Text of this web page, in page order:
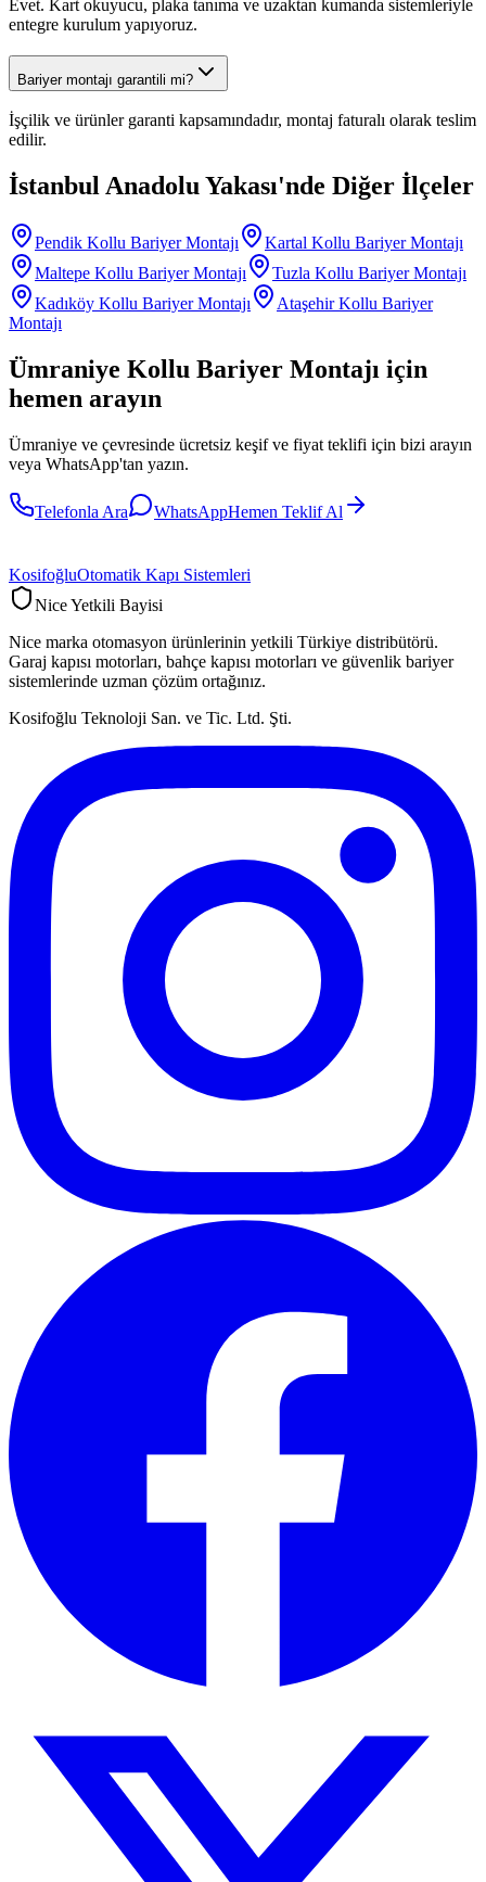
Evet. Kart okuyucu, plaka tanıma ve uzaktan kumanda sistemleriyle
entegre kurulum yapıyoruz.
Bariyer montajı garantili mi?
İşçilik ve ürünler garanti kapsamındadır, montaj faturalı olarak teslim
edilir.
İstanbul Anadolu Yakası'nde Diğer İlçeler
Pendik Kollu Bariyer Montajı Kartal Kollu Bariyer Montajı
Maltepe Kollu Bariyer Montajı Tuzla Kollu Bariyer Montajı
Kadıköy Kollu Bariyer Montajı Ataşehir Kollu Bariyer
Montajı
Ümraniye Kollu Bariyer Montajı için
hemen arayın
Ümraniye ve çevresinde ücretsiz keşif ve fiyat teklifi için bizi arayın
veya WhatsApp'tan yazın.
Telefonla Ara WhatsAppHemen Teklif Al
KosifoğluOtomatik Kapı Sistemleri
Nice Yetkili Bayisi
Nice marka otomasyon ürünlerinin yetkili Türkiye distribütörü.
Garaj kapısı motorları, bahçe kapısı motorları ve güvenlik bariyer
sistemlerinde uzman çözüm ortağınız.
Kosifoğlu Teknoloji San. ve Tic. Ltd. Şti.